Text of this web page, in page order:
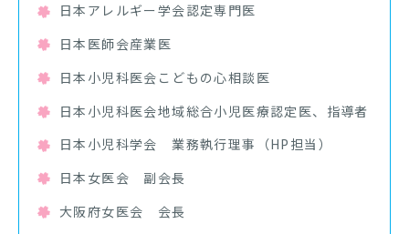
日本アレルギー学会認定専門医
日本医師会産業医
日本小児科医会こどもの心相談医
日本小児科医会地域総合小児医療認定医、指導者
日本小児科学会 業務執行理事（HP担当）
日本女医会 副会長
大阪府女医会 会長